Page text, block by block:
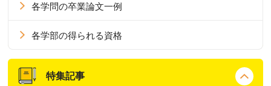
各学問の卒業論文一例
各学部の得られる資格
特集記事